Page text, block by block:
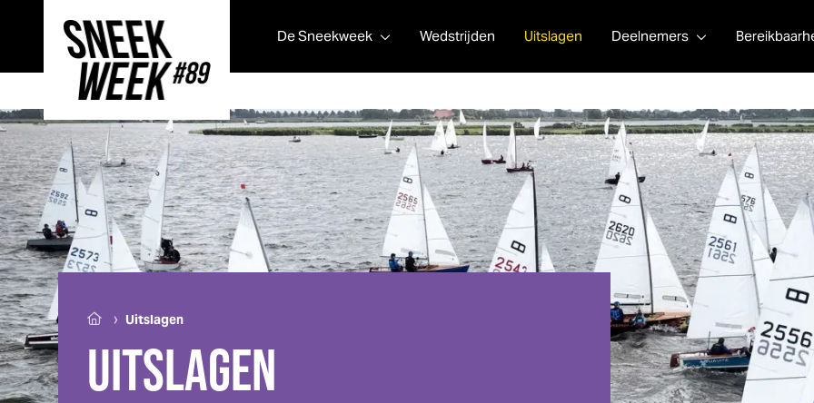
Sneekweek
DeSneekweek Wedstrijden Uitslagen Deelnemers
UITSLAGEN
› Uitslagen